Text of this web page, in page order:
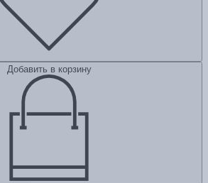
Добавить в корзину